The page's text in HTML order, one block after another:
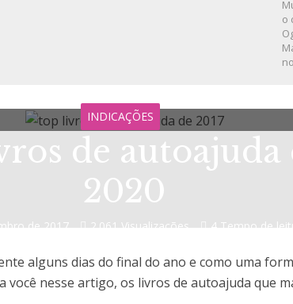
INDICAÇÕES
de autoajuda
2020
de 2017 2.061 Visualizações 4 Tempo de
alguns dias do final do ano e como uma
você nesse artigo, os livros de autoajuda que